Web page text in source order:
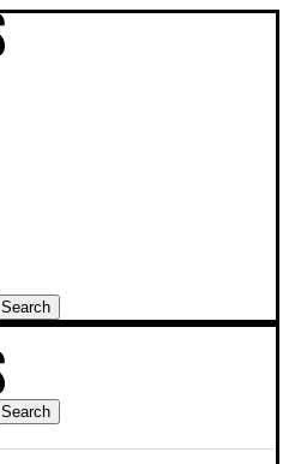
Search
Search